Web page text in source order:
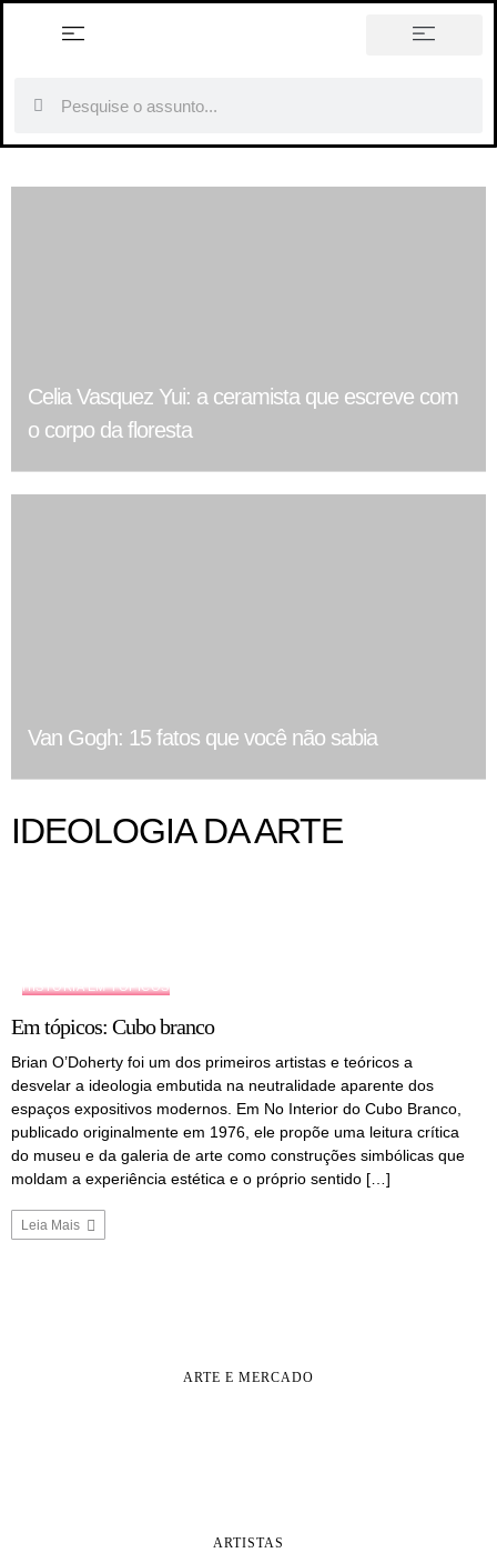
Celia Vasquez Yui: a ceramista que escreve com
o corpo da floresta
Van Gogh: 15 fatos que você não sabia
IDEOLOGIA DA ARTE
HISTÓRIA EM TÓPICOS
Em tópicos: Cubo branco
Brian O’Doherty foi um dos primeiros artistas e teóricos a
desvelar a ideologia embutida na neutralidade aparente dos
espaços expositivos modernos. Em No Interior do Cubo Branco,
publicado originalmente em 1976, ele propõe uma leitura crítica
do museu e da galeria de arte como construções simbólicas que
moldam a experiência estética e o próprio sentido […]
Leia Mais
ARTE E MERCADO
ARTISTAS